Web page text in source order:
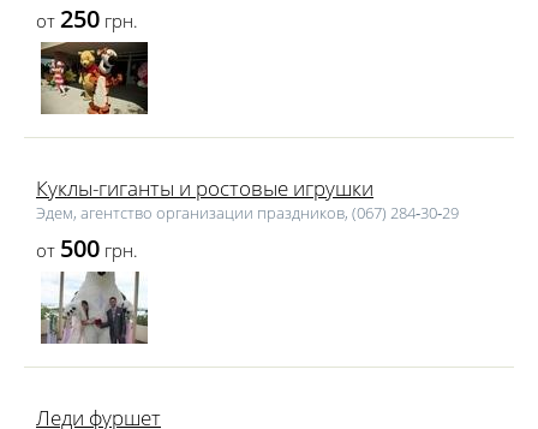
от 250 грн.
Куклы-гиганты и ростовые игрушки
Эдем, агентство организации праздников, (067) 284‑30‑29
от 500 грн.
Леди фуршет